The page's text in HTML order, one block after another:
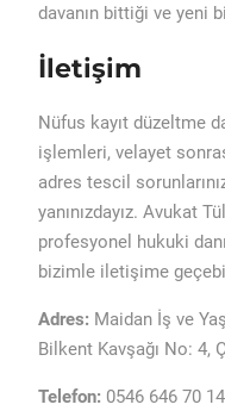
davanın bittiği ve yeni
İletişim
Nüfus kayıt düzeltme
işlemleri, velayet
adres tescil
yanınızdayız. Avukat
profesyonel hukuki
bizimle iletişime
Adres: Maidan İş ve
Bilkent Kavşağı No: 4,
Telefon: 0546 646 70 14